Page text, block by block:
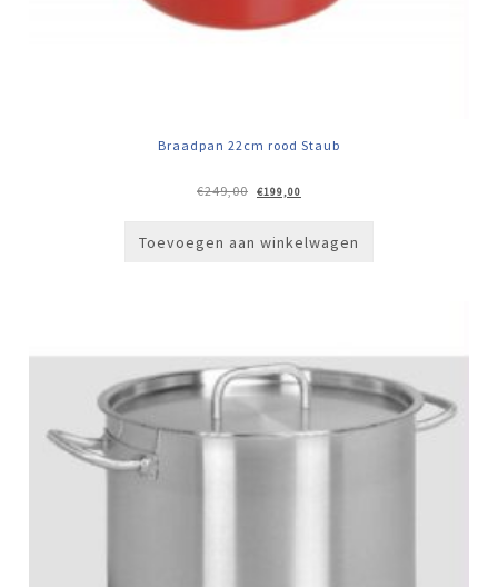
Braadpan 22cm rood Staub
€249,00
Oorspronkelijke
prijs
€199,00
prijs
Toevoegen aan winkelwagen